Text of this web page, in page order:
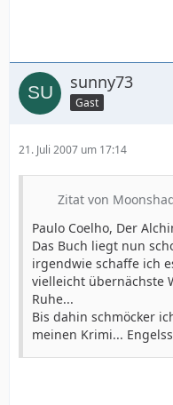
sunny73
Gast
21. Juli 2007 um 17:14
Zitat von
Paulo Coelho, Der
Das Buch liegt nun
irgendwie schaffe ich
vielleicht übernächste
Ruhe...
Bis dahin schmöcker
meinen Krimi...